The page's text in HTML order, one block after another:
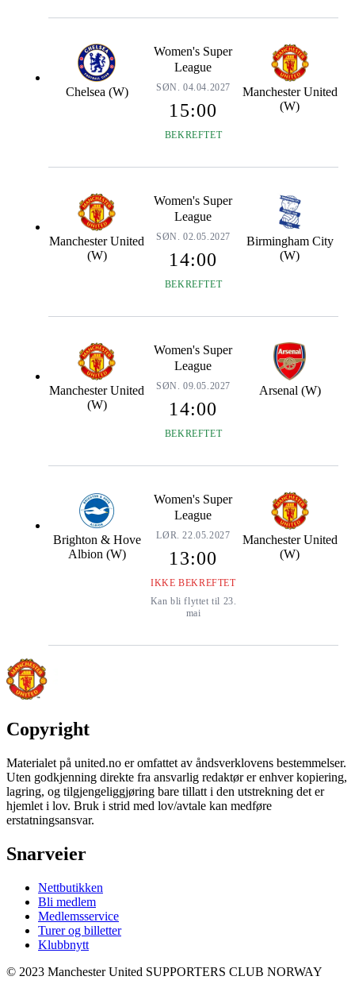
Chelsea (W)
Women's Super
League
SØN. 04.04.2027
15:00
BEKREFTET
Manchester United
(W)
Manchester United
(W)
Women's Super
League
SØN. 02.05.2027
14:00
BEKREFTET
Birmingham City
(W)
Manchester United
(W)
Women's Super
League
SØN. 09.05.2027
14:00
BEKREFTET
Arsenal (W)
Brighton & Hove
Albion (W)
Women's Super
League
LØR. 22.05.2027
13:00
IKKE BEKREFTET
Kan bli flyttet til 23.
mai
Manchester United
(W)
Copyright
Materialet på united.no er omfattet av åndsverklovens bestemmelser.
Uten godkjenning direkte fra ansvarlig redaktør er enhver kopiering,
lagring, og tilgjengeliggjøring bare tillatt i den utstrekning det er
hjemlet i lov. Bruk i strid med lov/avtale kan medføre
erstatningsansvar.
Snarveier
Nettbutikken
Bli medlem
Medlemsservice
Turer og billetter
Klubbnytt
© 2023 Manchester United SUPPORTERS CLUB NORWAY